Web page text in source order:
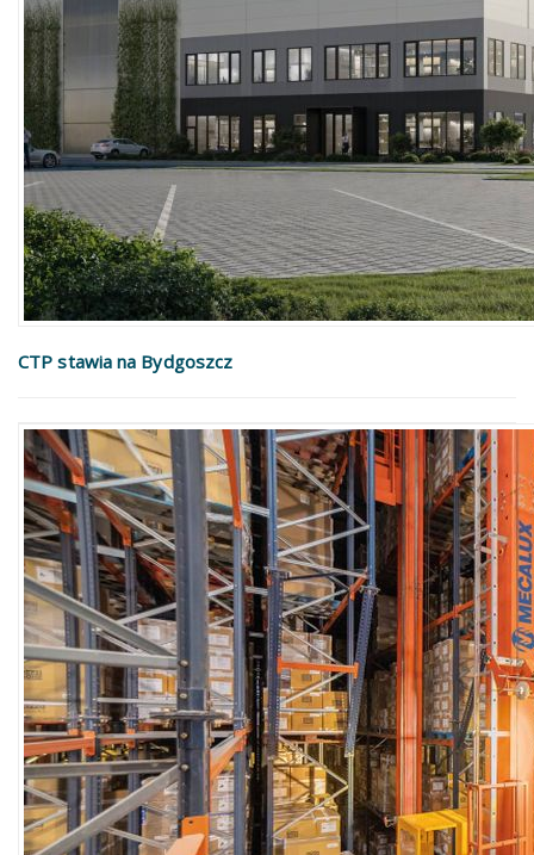
CTP stawia na Bydgoszcz